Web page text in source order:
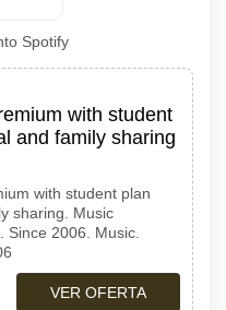
Spotify
with student
and family sharing
with student plan
sharing. Music
2006. Music.
VER OFERTA